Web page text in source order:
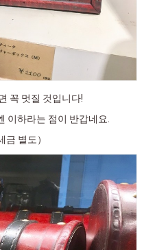
꼭 멋질 것입니다!
이하라는 점이 반갑네요.
별도）